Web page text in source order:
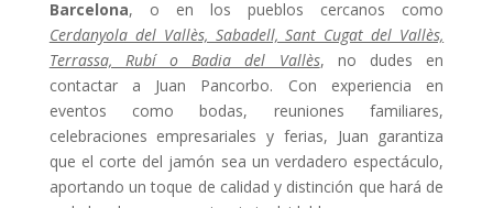
Barcelona, o en los pueblos cercanos como
Cerdanyola del Vallès, Sabadell, Sant Cugat del Vallès,
Terrassa, Rubí o Badia del Vallès, no dudes en
contactar a Juan Pancorbo. Con experiencia en
eventos como bodas, reuniones familiares,
celebraciones empresariales y ferias, Juan garantiza
que el corte del jamón sea un verdadero espectáculo,
aportando un toque de calidad y distinción que hará de